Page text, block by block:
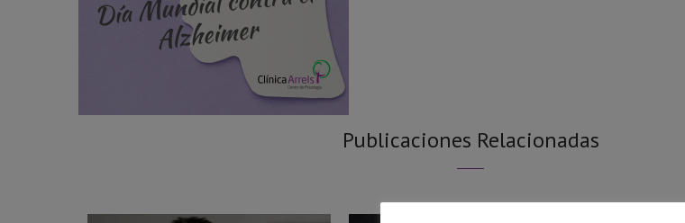
Publicaciones Relacionadas